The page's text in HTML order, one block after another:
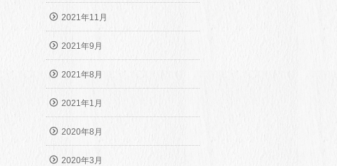
2021年11月
2021年9月
2021年8月
2021年1月
2020年8月
2020年3月